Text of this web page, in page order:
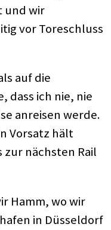
und wir
vor Toreschluss
auf die
dass ich nie, nie
anreisen werde.
Vorsatz hält
zur nächsten Rail
Hamm, wo wir
in Düsseldorf